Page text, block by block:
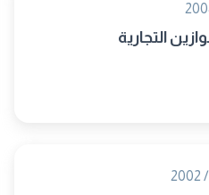
التجارية